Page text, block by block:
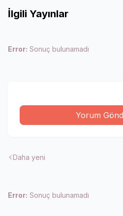
İlgili Yayınlar
Error: Sonuç bulunamadı
Yorum
Daha yeni
Error: Sonuç bulunamadı